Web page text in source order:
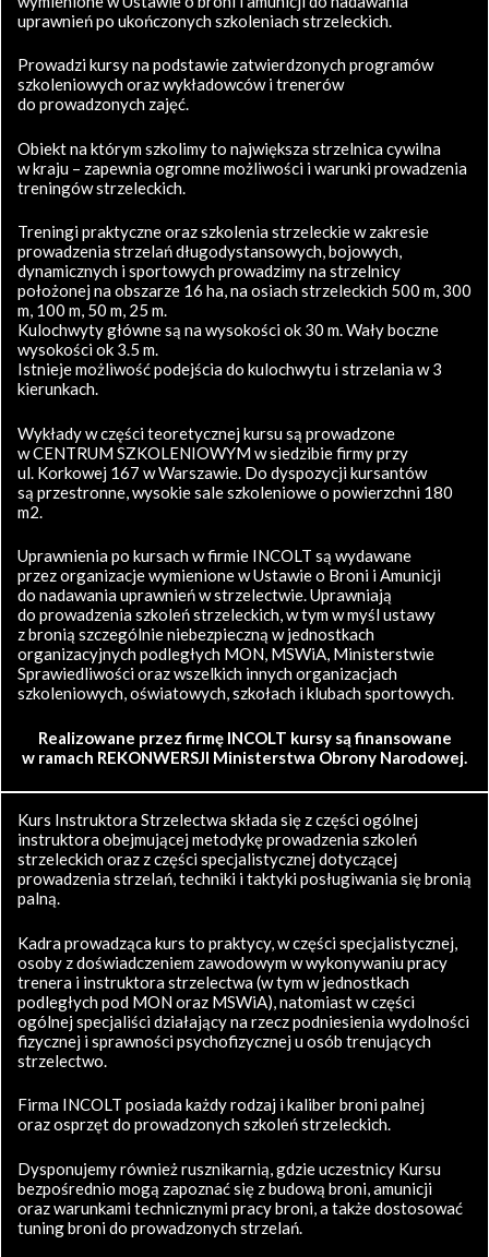
uprawnień po ukończonych szkoleniach strzeleckich.
Prowadzi kursy na podstawie zatwierdzonych programów
szkoleniowych oraz wykładowców i trenerów
do prowadzonych zajęć.
Obiekt na którym szkolimy to największa strzelnica cywilna
w kraju – zapewnia ogromne możliwości i warunki prowadzenia
treningów strzeleckich.
Treningi praktyczne oraz szkolenia strzeleckie w zakresie
prowadzenia strzelań długodystansowych, bojowych,
dynamicznych i sportowych prowadzimy na strzelnicy
położonej na obszarze 16 ha, na osiach strzeleckich 500 m, 300
m, 100 m, 50 m, 25 m.
Kulochwyty główne są na wysokości ok 30 m. Wały boczne
wysokości ok 3.5 m.
Istnieje możliwość podejścia do kulochwytu i strzelania w 3
kierunkach.
Wykłady w części teoretycznej kursu są prowadzone
w CENTRUM SZKOLENIOWYM w siedzibie firmy przy
ul. Korkowej 167 w Warszawie. Do dyspozycji kursantów
są przestronne, wysokie sale szkoleniowe o powierzchni 180
m2.
Uprawnienia po kursach w firmie INCOLT są wydawane
przez organizacje wymienione w Ustawie o Broni i Amunicji
do nadawania uprawnień w strzelectwie. Uprawniają
do prowadzenia szkoleń strzeleckich, w tym w myśl ustawy
z bronią szczególnie niebezpieczną w jednostkach
organizacyjnych podległych MON, MSWiA, Ministerstwie
Sprawiedliwości oraz wszelkich innych organizacjach
szkoleniowych, oświatowych, szkołach i klubach sportowych.
Realizowane przez firmę INCOLT kursy są finansowane
w ramach REKONWERSJI Ministerstwa Obrony Narodowej.
Kurs Instruktora Strzelectwa składa się z części ogólnej
instruktora obejmującej metodykę prowadzenia szkoleń
strzeleckich oraz z części specjalistycznej dotyczącej
prowadzenia strzelań, techniki i taktyki posługiwania się bronią
palną.
Kadra prowadząca kurs to praktycy, w części specjalistycznej,
osoby z doświadczeniem zawodowym w wykonywaniu pracy
trenera i instruktora strzelectwa (w tym w jednostkach
podległych pod MON oraz MSWiA), natomiast w części
ogólnej specjaliści działający na rzecz podniesienia wydolności
fizycznej i sprawności psychofizycznej u osób trenujących
strzelectwo.
Firma INCOLT posiada każdy rodzaj i kaliber broni palnej
oraz osprzęt do prowadzonych szkoleń strzeleckich.
Dysponujemy również rusznikarnią, gdzie uczestnicy Kursu
bezpośrednio mogą zapoznać się z budową broni, amunicji
oraz warunkami technicznymi pracy broni, a także dostosować
tuning broni do prowadzonych strzelań.